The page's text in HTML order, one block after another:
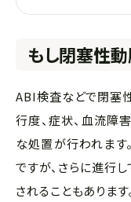
もし閉塞性
ABI検査などで閉塞
行度、症状、血流障
な処置が行われま
ですが、さらに進行
されることもあります